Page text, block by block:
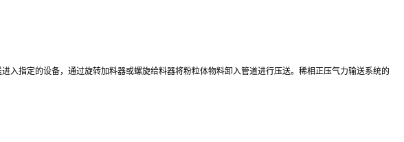
指定的设备，通过旋转加料器或螺旋给料器将粉粒体物料卸入管道进行压送。稀相正压气力输送系统的